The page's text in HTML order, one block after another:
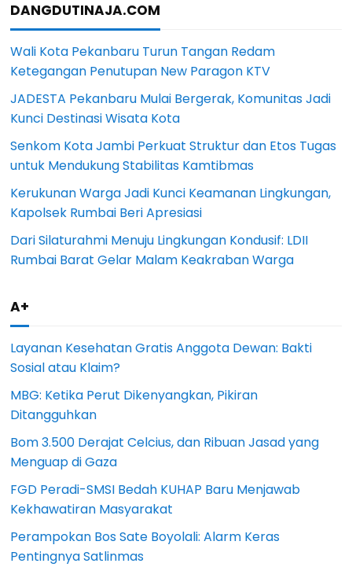
DANGDUTINAJA.COM
Wali Kota Pekanbaru Turun Tangan Redam
Ketegangan Penutupan New Paragon KTV
JADESTA Pekanbaru Mulai Bergerak, Komunitas Jadi
Kunci Destinasi Wisata Kota
Senkom Kota Jambi Perkuat Struktur dan Etos Tugas
untuk Mendukung Stabilitas Kamtibmas
Kerukunan Warga Jadi Kunci Keamanan Lingkungan,
Kapolsek Rumbai Beri Apresiasi
Dari Silaturahmi Menuju Lingkungan Kondusif: LDII
Rumbai Barat Gelar Malam Keakraban Warga
A+
Layanan Kesehatan Gratis Anggota Dewan: Bakti
Sosial atau Klaim?
MBG: Ketika Perut Dikenyangkan, Pikiran
Ditangguhkan
Bom 3.500 Derajat Celcius, dan Ribuan Jasad yang
Menguap di Gaza
FGD Peradi-SMSI Bedah KUHAP Baru Menjawab
Kekhawatiran Masyarakat
Perampokan Bos Sate Boyolali: Alarm Keras
Pentingnya Satlinmas